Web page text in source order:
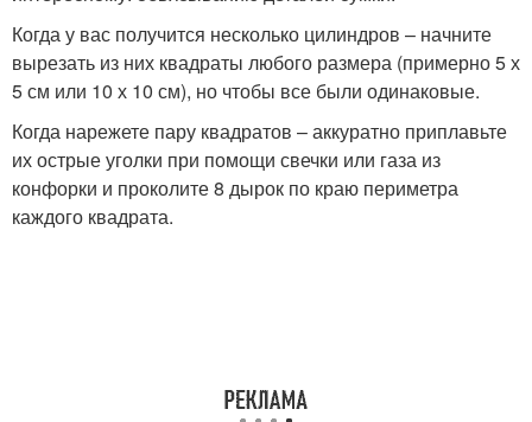
Когда у вас получится несколько цилиндров – начните
вырезать из них квадраты любого размера (примерно 5 х
5 см или 10 х 10 см), но чтобы все были одинаковые.
Когда нарежете пару квадратов – аккуратно приплавьте
их острые уголки при помощи свечки или газа из
конфорки и проколите 8 дырок по краю периметра
каждого квадрата.